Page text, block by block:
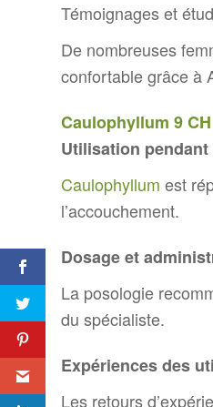
Témoignages et
De nombreuses
confortable grâce à
Caulophyllum 9 CH
Utilisation
Caulophyllum est
l’accouchement.
Dosage et
La posologie
du spécialiste.
Expériences des
Les retours
Comment soigner les
domestique avec